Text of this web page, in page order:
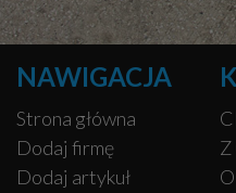
NAWIGACJA
Strona główna
Dodaj firmę
Dodaj artykuł